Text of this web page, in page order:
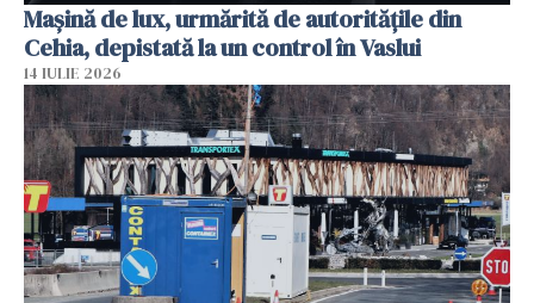
Mașină de lux, urmărită de autoritățile din
Cehia, depistată la un control în Vaslui
14 IULIE 2026